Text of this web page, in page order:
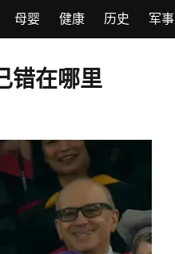
母婴 健康 历史 军事
错在哪里